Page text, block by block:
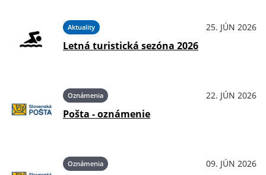
Aktuality 25. JÚN 2026
Letná turistická sezóna 2026
Oznámenia 22. JÚN 2026
Pošta - oznámenie
Oznámenia 09. JÚN 2026